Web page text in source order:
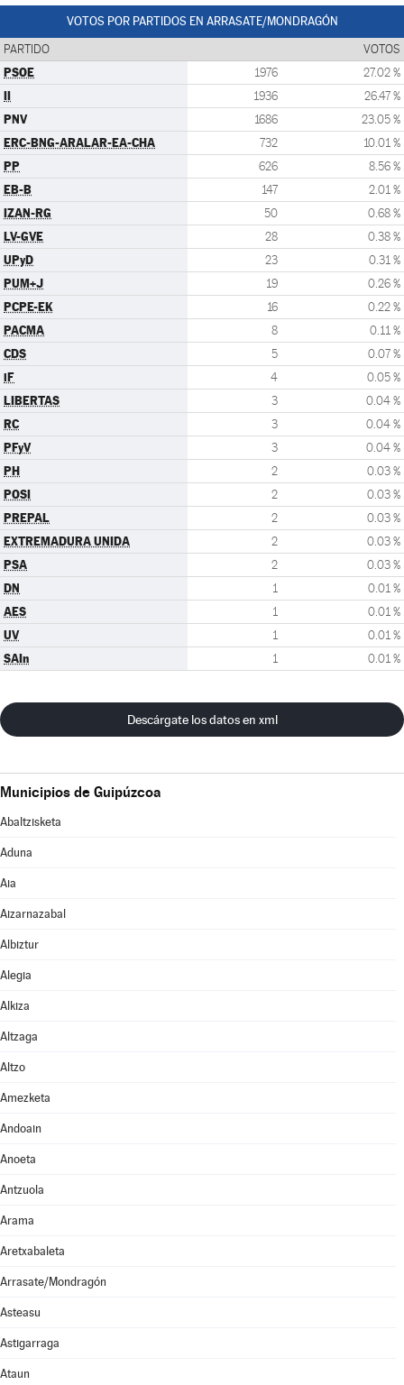
VOTOS POR PARTIDOS EN ARRASATE/MONDRAGÓN
PARTIDO VOTOS
PSOE 1976 27.02 %
II 1936 26.47 %
PNV 1686 23.05 %
ERC-BNG-ARALAR-EA-CHA 732 10.01 %
PP 626 8.56 %
EB-B 147 2.01 %
IZAN-RG 50 0.68 %
LV-GVE 28 0.38 %
UPyD 23 0.31 %
PUM+J 19 0.26 %
PCPE-EK 16 0.22 %
PACMA 8 0.11 %
CDS 5 0.07 %
iF 4 0.05 %
LIBERTAS 3 0.04 %
RC 3 0.04 %
PFyV 3 0.04 %
PH 2 0.03 %
POSI 2 0.03 %
PREPAL 2 0.03 %
EXTREMADURA UNIDA 2 0.03 %
PSA 2 0.03 %
DN 1 0.01 %
AES 1 0.01 %
UV 1 0.01 %
SAIn 1 0.01 %
Descárgate los datos en xml
Municipios de Guipúzcoa
Abaltzisketa
Aduna
Aia
Aizarnazabal
Albiztur
Alegia
Alkiza
Altzaga
Altzo
Amezketa
Andoain
Anoeta
Antzuola
Arama
Aretxabaleta
Arrasate/Mondragón
Asteasu
Astigarraga
Ataun